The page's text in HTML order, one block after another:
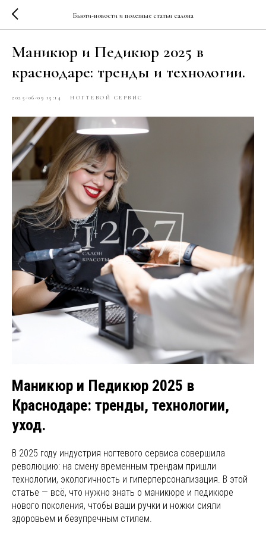
Бьюти-новости и полезные статьи салона
Маникюр и Педикюр 2025 в
краснодаре: тренды и технологии.
2025-06-09 15:14 НОГТЕВОЙ СЕРВИС
Маникюр и Педикюр 2025 в
Краснодаре: тренды, технологии,
уход.
В 2025 году индустрия ногтевого сервиса совершила
революцию: на смену временным трендам пришли
технологии, экологичность и гиперперсонализация. В этой
статье — всё, что нужно знать о маникюре и педикюре
нового поколения, чтобы ваши ручки и ножки сияли
здоровьем и безупречным стилем.